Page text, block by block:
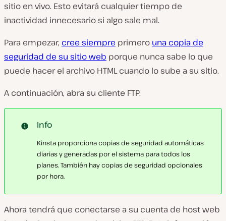
sitio en vivo. Esto evitará cualquier tiempo de
inactividad innecesario si algo sale mal.
Para empezar, cree siempre primero una copia de
seguridad de su sitio web porque nunca sabe lo que
puede hacer el archivo HTML cuando lo sube a su sitio.
A continuación, abra su cliente FTP.
Info
Kinsta proporciona copias de seguridad automáticas
diarias y generadas por el sistema para todos los
planes. También hay copias de seguridad opcionales
por hora.
Ahora tendrá que conectarse a su cuenta de host web